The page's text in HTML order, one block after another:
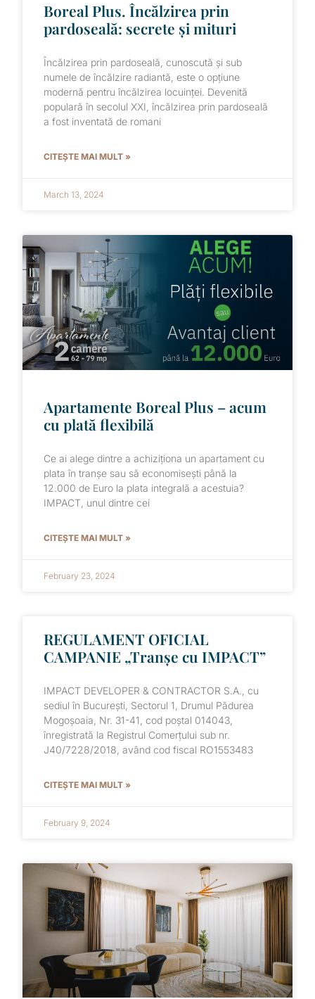
Boreal Plus. Încălzirea prin
pardoseală: secrete și mituri
Încălzirea prin pardoseală, cunoscută și sub
numele de încălzire radiantă, este o opțiune
modernă pentru încălzirea locuinței. Devenită
populară în secolul XXI, încălzirea prin pardoseală
a fost inventată de romani
CITEȘTE MAI MULT »
March 13, 2024
Apartamente Boreal Plus – acum
cu plată flexibilă
Ce ai alege dintre a achiziționa un apartament cu
plata în tranșe sau să economisești până la
12.000 de Euro la plata integrală a acestuia?
IMPACT, unul dintre cei
CITEȘTE MAI MULT »
February 23, 2024
REGULAMENT OFICIAL
CAMPANIE „Tranșe cu IMPACT”
IMPACT DEVELOPER & CONTRACTOR S.A., cu
sediul în București, Sectorul 1, Drumul Pădurea
Mogoșoaia, Nr. 31-41, cod poștal 014043,
înregistrată la Registrul Comerțului sub nr.
J40/7228/2018, având cod fiscal RO1553483
CITEȘTE MAI MULT »
February 9, 2024